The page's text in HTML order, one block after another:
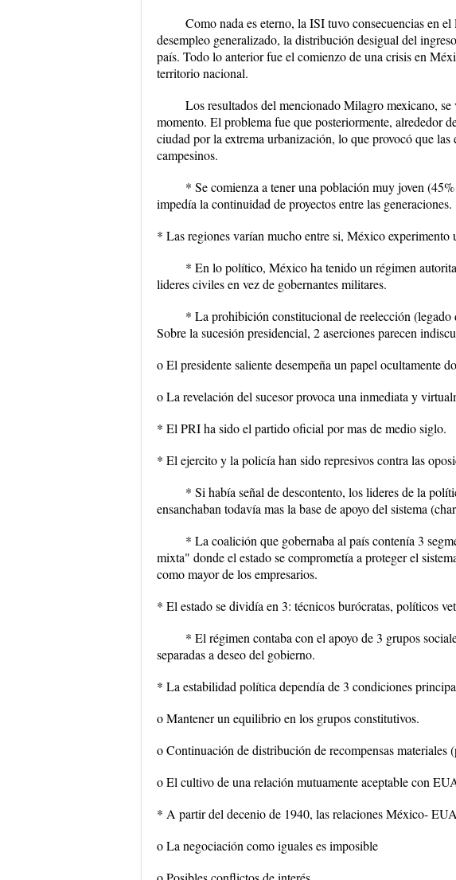
Como nada es eterno, la ISI tuvo consecuencias en
desempleo generalizado, la distribución desigual del
país. Todo lo anterior fue el comienzo de una crisis en
territorio nacional.
Los resultados del mencionado Milagro mexicano,
momento. El problema fue que posteriormente, alrededor
ciudad por la extrema urbanización, lo que provocó que
campesinos.
* Se comienza a tener una población muy joven
impedía la continuidad de proyectos entre las generaciones.
* Las regiones varían mucho entre si, México
* En lo político, México ha tenido un régimen
lideres civiles en vez de gobernantes militares.
* La prohibición constitucional de reelección
Sobre la sucesión presidencial, 2 aserciones parecen
o El presidente saliente desempeña un papel ocultamente
o La revelación del sucesor provoca una inmediata y
* El PRI ha sido el partido oficial por mas de medio siglo.
* El ejercito y la policía han sido represivos contra las
* Si había señal de descontento, los lideres de la
ensanchaban todavía mas la base de apoyo del sistema
* La coalición que gobernaba al país contenía 3
mixta" donde el estado se comprometía a proteger el
como mayor de los empresarios.
* El estado se dividía en 3: técnicos burócratas, políticos
* El régimen contaba con el apoyo de 3 grupos
separadas a deseo del gobierno.
* La estabilidad política dependía de 3 condiciones
o Mantener un equilibrio en los grupos constitutivos.
o Continuación de distribución de recompensas materiales
o El cultivo de una relación mutuamente aceptable con
* A partir del decenio de 1940, las relaciones México-
o La negociación como iguales es imposible